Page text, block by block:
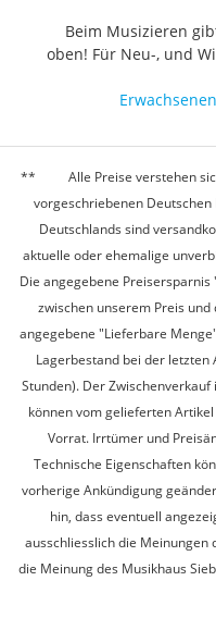
Beim Musizieren
oben! Für Neu-, und
Alle Preise verstehen
vorgeschriebenen
Deutschlands sind
aktuelle oder ehemalige
Die angegebene
zwischen unserem Preis
angegebene "Lieferbare
Lagerbestand bei der
Stunden). Der
können vom gelieferten
Vorrat. Irrtümer und
Technische Eigenschaften
vorherige Ankündigung
hin, dass eventuell
ausschliesslich die Meinungen
die Meinung des Musikhaus